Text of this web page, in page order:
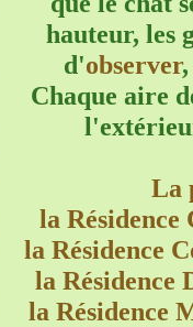
hauteur, les
d'observer
Chaque aire
La
la Résidence
la Résidence
la Résidence
la Résidence